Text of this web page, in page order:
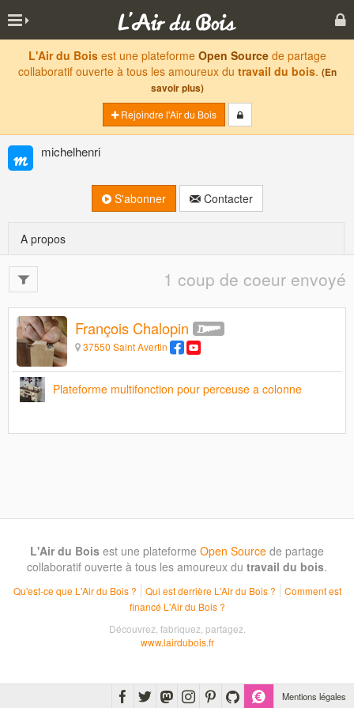
Mentions légales
L'Air du Boisest une plateforme Open Sourcede partage
collaboratif ouverte à tous les amoureux du travail du bois. (En
savoir plus)
Rejoindre l'Air du Bois
michelhenri
S'abonner Contacter
A propos
1 coup de coeur envoyé
François Chalopin
37550 Saint Avertin
Plateforme multifonction pour perceuse a colonne
L'Air du Bois est une plateforme Open Source de partage
collaboratif ouverte à tous les amoureux du travail du bois.
Qu'est-ce que L'Air du Bois ? Qui est derrière L'Air du Bois ?
Comment est
financé L'Air du Bois ?
Découvrez, fabriquez, partagez.
www.lairdubois.fr